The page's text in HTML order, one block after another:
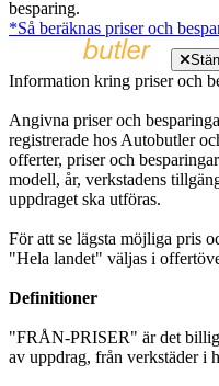
besparing.
*Så beräknas priser och
Information kring priser och
Angivna priser och
registrerade hos Autobutler
offerter, priser och
modell, år, verkstadens
uppdraget ska utföras.
För att se lägsta möjliga pris
"Hela landet" väljas i
Definitioner
"FRÅN-PRISER" är det
av uppdrag, från verkstäder i